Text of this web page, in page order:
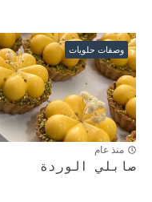
وصفات حلويات
منذ عام
صابلي الوردة